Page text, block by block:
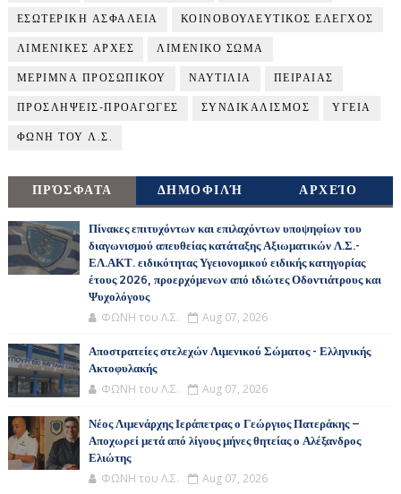
ΕΣΩΤΕΡΙΚΗ ΑΣΦΑΛΕΙΑ ΚΟΙΝΟΒΟΥΛΕΥΤΙΚΟΣ ΕΛΕΓΧΟΣ
ΛΙΜΕΝΙΚΕΣ ΑΡΧΕΣ ΛΙΜΕΝΙΚΟ ΣΩΜΑ
ΜΕΡΙΜΝΑ ΠΡΟΣΩΠΙΚΟΥ ΝΑΥΤΙΛΙΑ ΠΕΙΡΑΙΑΣ
ΠΡΟΣΛΗΨΕΙΣ-ΠΡΟΑΓΩΓΕΣ ΣΥΝΔΙΚΑΛΙΣΜΟΣ ΥΓΕΙΑ
ΦΩΝΗ ΤΟΥ Λ.Σ.
ΠΡΌΣΦΑΤΑ ΔΗΜΟΦΙΛΉ ΑΡΧΕΊΟ
Πίνακες επιτυχόντων και επιλαχόντων υποψηφίων του
διαγωνισμού απευθείας κατάταξης Αξιωματικών Λ.Σ.-
ΕΛ.ΑΚΤ. ειδικότητας Υγειονομικού ειδικής κατηγορίας
έτους 2026, προερχόμενων από ιδιώτες Οδοντιάτρους και
Ψυχολόγους
ΦΩΝΗ του Λ.Σ. Aug 07, 2026
Αποστρατείες στελεχών Λιμενικού Σώματος - Ελληνικής
Ακτοφυλακής
ΦΩΝΗ του Λ.Σ. Aug 07, 2026
Νέος Λιμενάρχης Ιεράπετρας ο Γεώργιος Πατεράκης –
Αποχωρεί μετά από λίγους μήνες θητείας ο Αλέξανδρος
Ελιώτης
ΦΩΝΗ του Λ.Σ. Aug 07, 2026